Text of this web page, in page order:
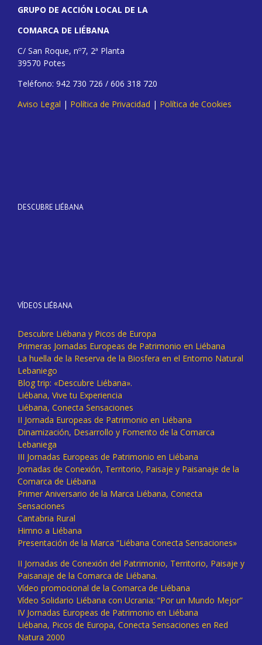
GRUPO DE ACCIÓN LOCAL DE LA
COMARCA DE LIÉBANA
C/ San Roque, nº7, 2ª Planta
39570 Potes
Teléfono: 942 730 726 / 606 318 720
Aviso Legal | Política de Privacidad | Política de Cookies
DESCUBRE LIÉBANA
VÍDEOS LIÉBANA
Descubre Liébana y Picos de Europa
Primeras Jornadas Europeas de Patrimonio en Liébana
La huella de la Reserva de la Biosfera en el Entorno Natural
Lebaniego
Blog trip: «Descubre Liébana».
Liébana, Vive tu Experiencia
Liébana, Conecta Sensaciones
II Jornada Europeas de Patrimonio en Liébana
Dinamización, Desarrollo y Fomento de la Comarca
Lebaniega
III Jornadas Europeas de Patrimonio en Liébana
Jornadas de Conexión, Territorio, Paisaje y Paisanaje de la
Comarca de Liébana
Primer Aniversario de la Marca Liébana, Conecta
Sensaciones
Cantabria Rural
Himno a Liébana
Presentación de la Marca “Liébana Conecta Sensaciones»
II Jornadas de Conexión del Patrimonio, Territorio, Paisaje y
Paisanaje de la Comarca de Liébana.
Vídeo promocional de la Comarca de Liébana
Vídeo Solidario Liébana con Ucrania: “Por un Mundo Mejor”
IV Jornadas Europeas de Patrimonio en Liébana
Liébana, Picos de Europa, Conecta Sensaciones en Red
Natura 2000